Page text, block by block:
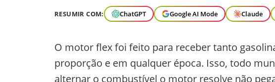
RESUMIR COM: ChatGPT Google AI Mode Claude
O motor flex foi feito para receber tanto
proporção e em qualquer época. Isso, todo
alternar o combustível o motor resolve não